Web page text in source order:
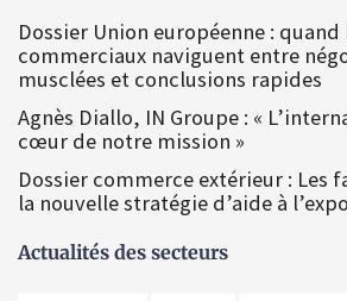
Dossier Union européenne : quand
commerciaux naviguent entre
musclées et conclusions rapides
Agnès Diallo, IN Groupe : «
cœur de notre mission »
Dossier commerce extérieur : Les
la nouvelle stratégie d’aide à
Actualités des secteurs